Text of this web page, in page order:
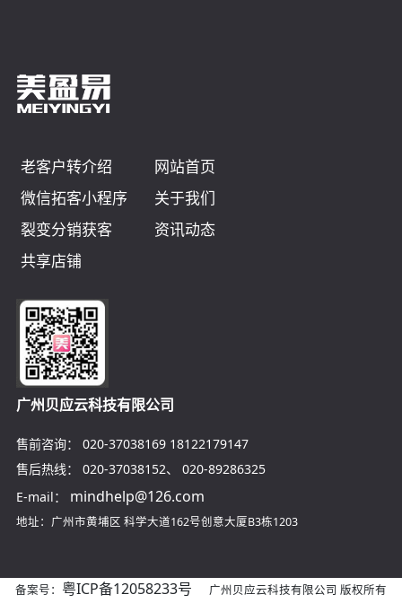
老客户转介绍
网站首页
微信拓客小程序
关于我们
裂变分销获客
资讯动态
共享店铺
广州贝应云科技有限公司
售前咨询： 020-37038169 18122179147
售后热线：
020-37038152、 020-89286325
E-mail：
mindhelp@126.com
地址：广州市黄埔区 科学大道162号创意大厦B3栋1203
备案号： 粤ICP备12058233号 广州贝应云科技有限公司 版权所有